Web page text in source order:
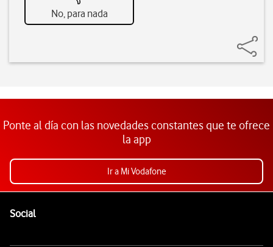
No, para nada
Ponte al día con las novedades constantes que te ofrece
la app
Ir a Mi Vodafone
SocialEnlaces a las redes sociales de Vodafone